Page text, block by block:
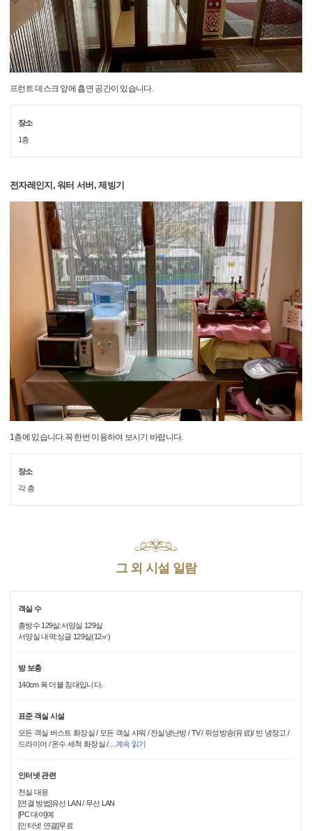
프런트 데스크 앞에 흡연 공간이 있습니다.
장소
1층
전자레인지, 워터 서버, 제빙기
1층에 있습니다.꼭 한번 이용하여 보시기 바랍니다.
장소
각 층
그 외 시설 일람
객실 수
총방수 129실:서양실 129실
서양실 내역:싱글 129실(12㎡)
방 보충
140cm 폭 더블 침대입니다.
표준 객실 시설
모든 객실 버스트 화장실 / 모든 객실 샤워 / 전실냉난방 / TV / 위성방송(유료)/ 빈 냉장고 /
드라이어 / 온수 세척 화장실 /… 계속 읽기
인터넷 관련
전실 대응
[연결 방법]유선 LAN / 무선 LAN
[PC 대여]예
[인터넷 연결]무료